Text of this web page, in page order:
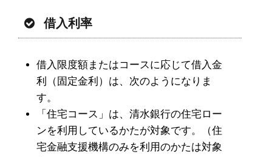
借入利率
借入限度額またはコースに応じて借入金
利（固定金利）は、次のようになりま
す。
「住宅コース」は、清水銀行の住宅ロー
ンを利用しているかたが対象です。（住
宅金融支援機構のみを利用のかたは対象